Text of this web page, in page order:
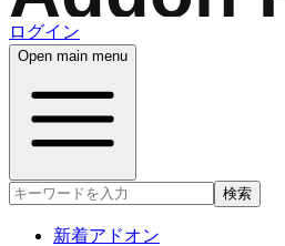
ログイン
Open main menu
検索
新着アドオン